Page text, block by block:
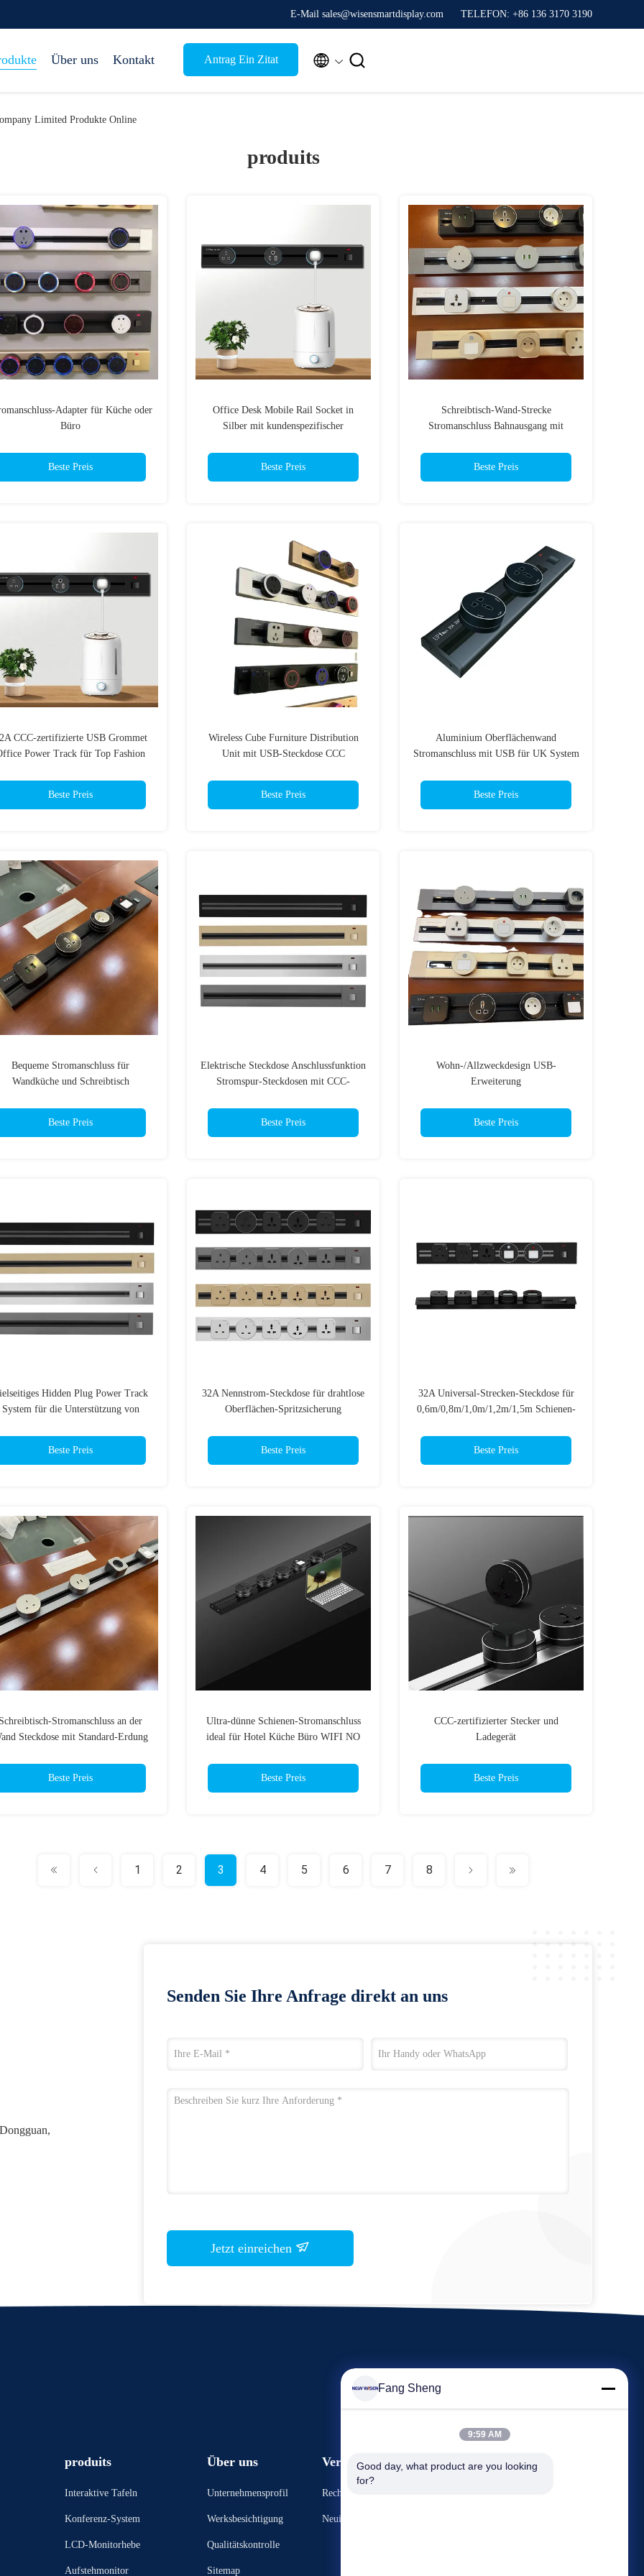
E-Mail sales@wisensmartdisplay.com TELEFON: +86 136 3170 3190
Über uns Kontakt Antrag Ein Zitat  
Limited Produkte Online
produits
Adapter für Küche oder
Büro
Beste Preis
Office Desk Mobile Rail Socket in
Silber mit kundenspezifischer
Beste Preis
Schreibtisch-Wand-Strecke
Stromanschluss Bahnausgang mit
Beste Preis
CCC-zertifizierte USB Grommet
Power Track für Top Fashion
Beste Preis
Wireless Cube Furniture Distribution
Unit mit USB-Steckdose CCC
Beste Preis
Aluminium Oberflächenwand
Stromanschluss mit USB für UK System
Beste Preis
Bequeme Stromanschluss für
Wandküche und Schreibtisch
Beste Preis
Elektrische Steckdose Anschlussfunktion
Stromspur-Steckdosen mit CCC-
Beste Preis
Wohn-/Allzweckdesign USB-
Erweiterung
Beste Preis
Hidden Plug Power Track
System für die Unterstützung von
Beste Preis
32A Nennstrom-Steckdose für drahtlose
Oberflächen-Spritzsicherung
Beste Preis
32A Universal-Strecken-Steckdose für
0,6m/0,8m/1,0m/1,2m/1,5m Schienen-
Beste Preis
Stromanschluss an der
Steckdose mit Standard-Erdung
Beste Preis
Ultra-dünne Schienen-Stromanschluss
ideal für Hotel Küche Büro WIFI NO
Beste Preis
CCC-zertifizierter Stecker und
Ladegerät
Beste Preis
1 2 3 4 5 6 7 8
Senden Sie Ihre Anfrage direkt an uns
Jetzt einreichen
produits
Interaktive Tafeln
Konferenz-System
LCD-Monitorhebe
Aufstehmonitor
Über uns
Unternehmensprofil
Werksbesichtigung
Qualitätskontrolle
Sitemap
Veranstaltungen
Rechtssachen
Neuigkeiten
Antrag Ein Zitat
Fang Sheng
9:59 AM
Good day, what product are you looking
for?